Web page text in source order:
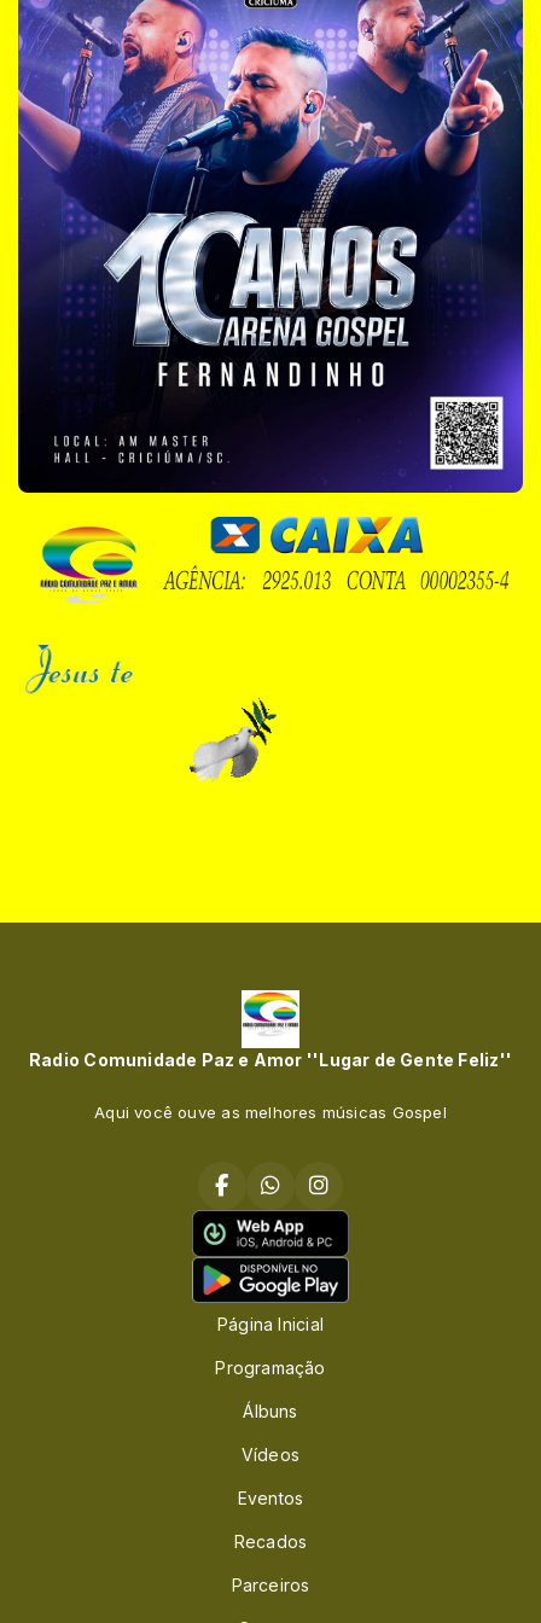
Radio Comunidade Paz e Amor ''Lugar de Gente Feliz''
Aqui você ouve as melhores músicas Gospel
Página Inicial
Programação
Álbuns
Vídeos
Eventos
Recados
Parceiros